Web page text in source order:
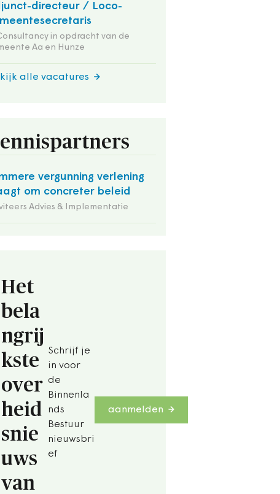
directeur / Loco-
in opdracht van de
Aa en Hunze
alle vacatures
vergunning verlening
om concreter beleid
Advies & Implementatie
Het
bela
ngrij
kste
over
heid
snie
uws
van
Schrijf je
in voor
de
Binnenla
nds
Bestuur
nieuwsbri
ef
aanmelden